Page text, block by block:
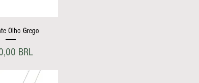
rápida
Olho Grego
BRL